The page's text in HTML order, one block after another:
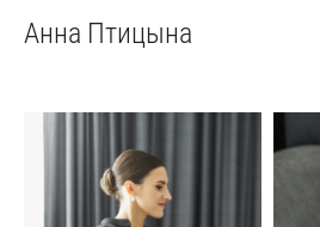
Анна Птицына